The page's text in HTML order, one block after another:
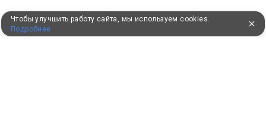
Чтобы улучшить работу сайта, мы используем cookies.
Подробнее